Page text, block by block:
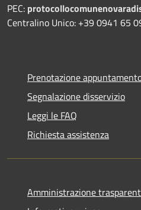
PEC:
Centralino Unico: +39 0941 65
Prenotazione
Segnalazione disservizio
Leggi le FAQ
Richiesta assistenza
Amministrazione